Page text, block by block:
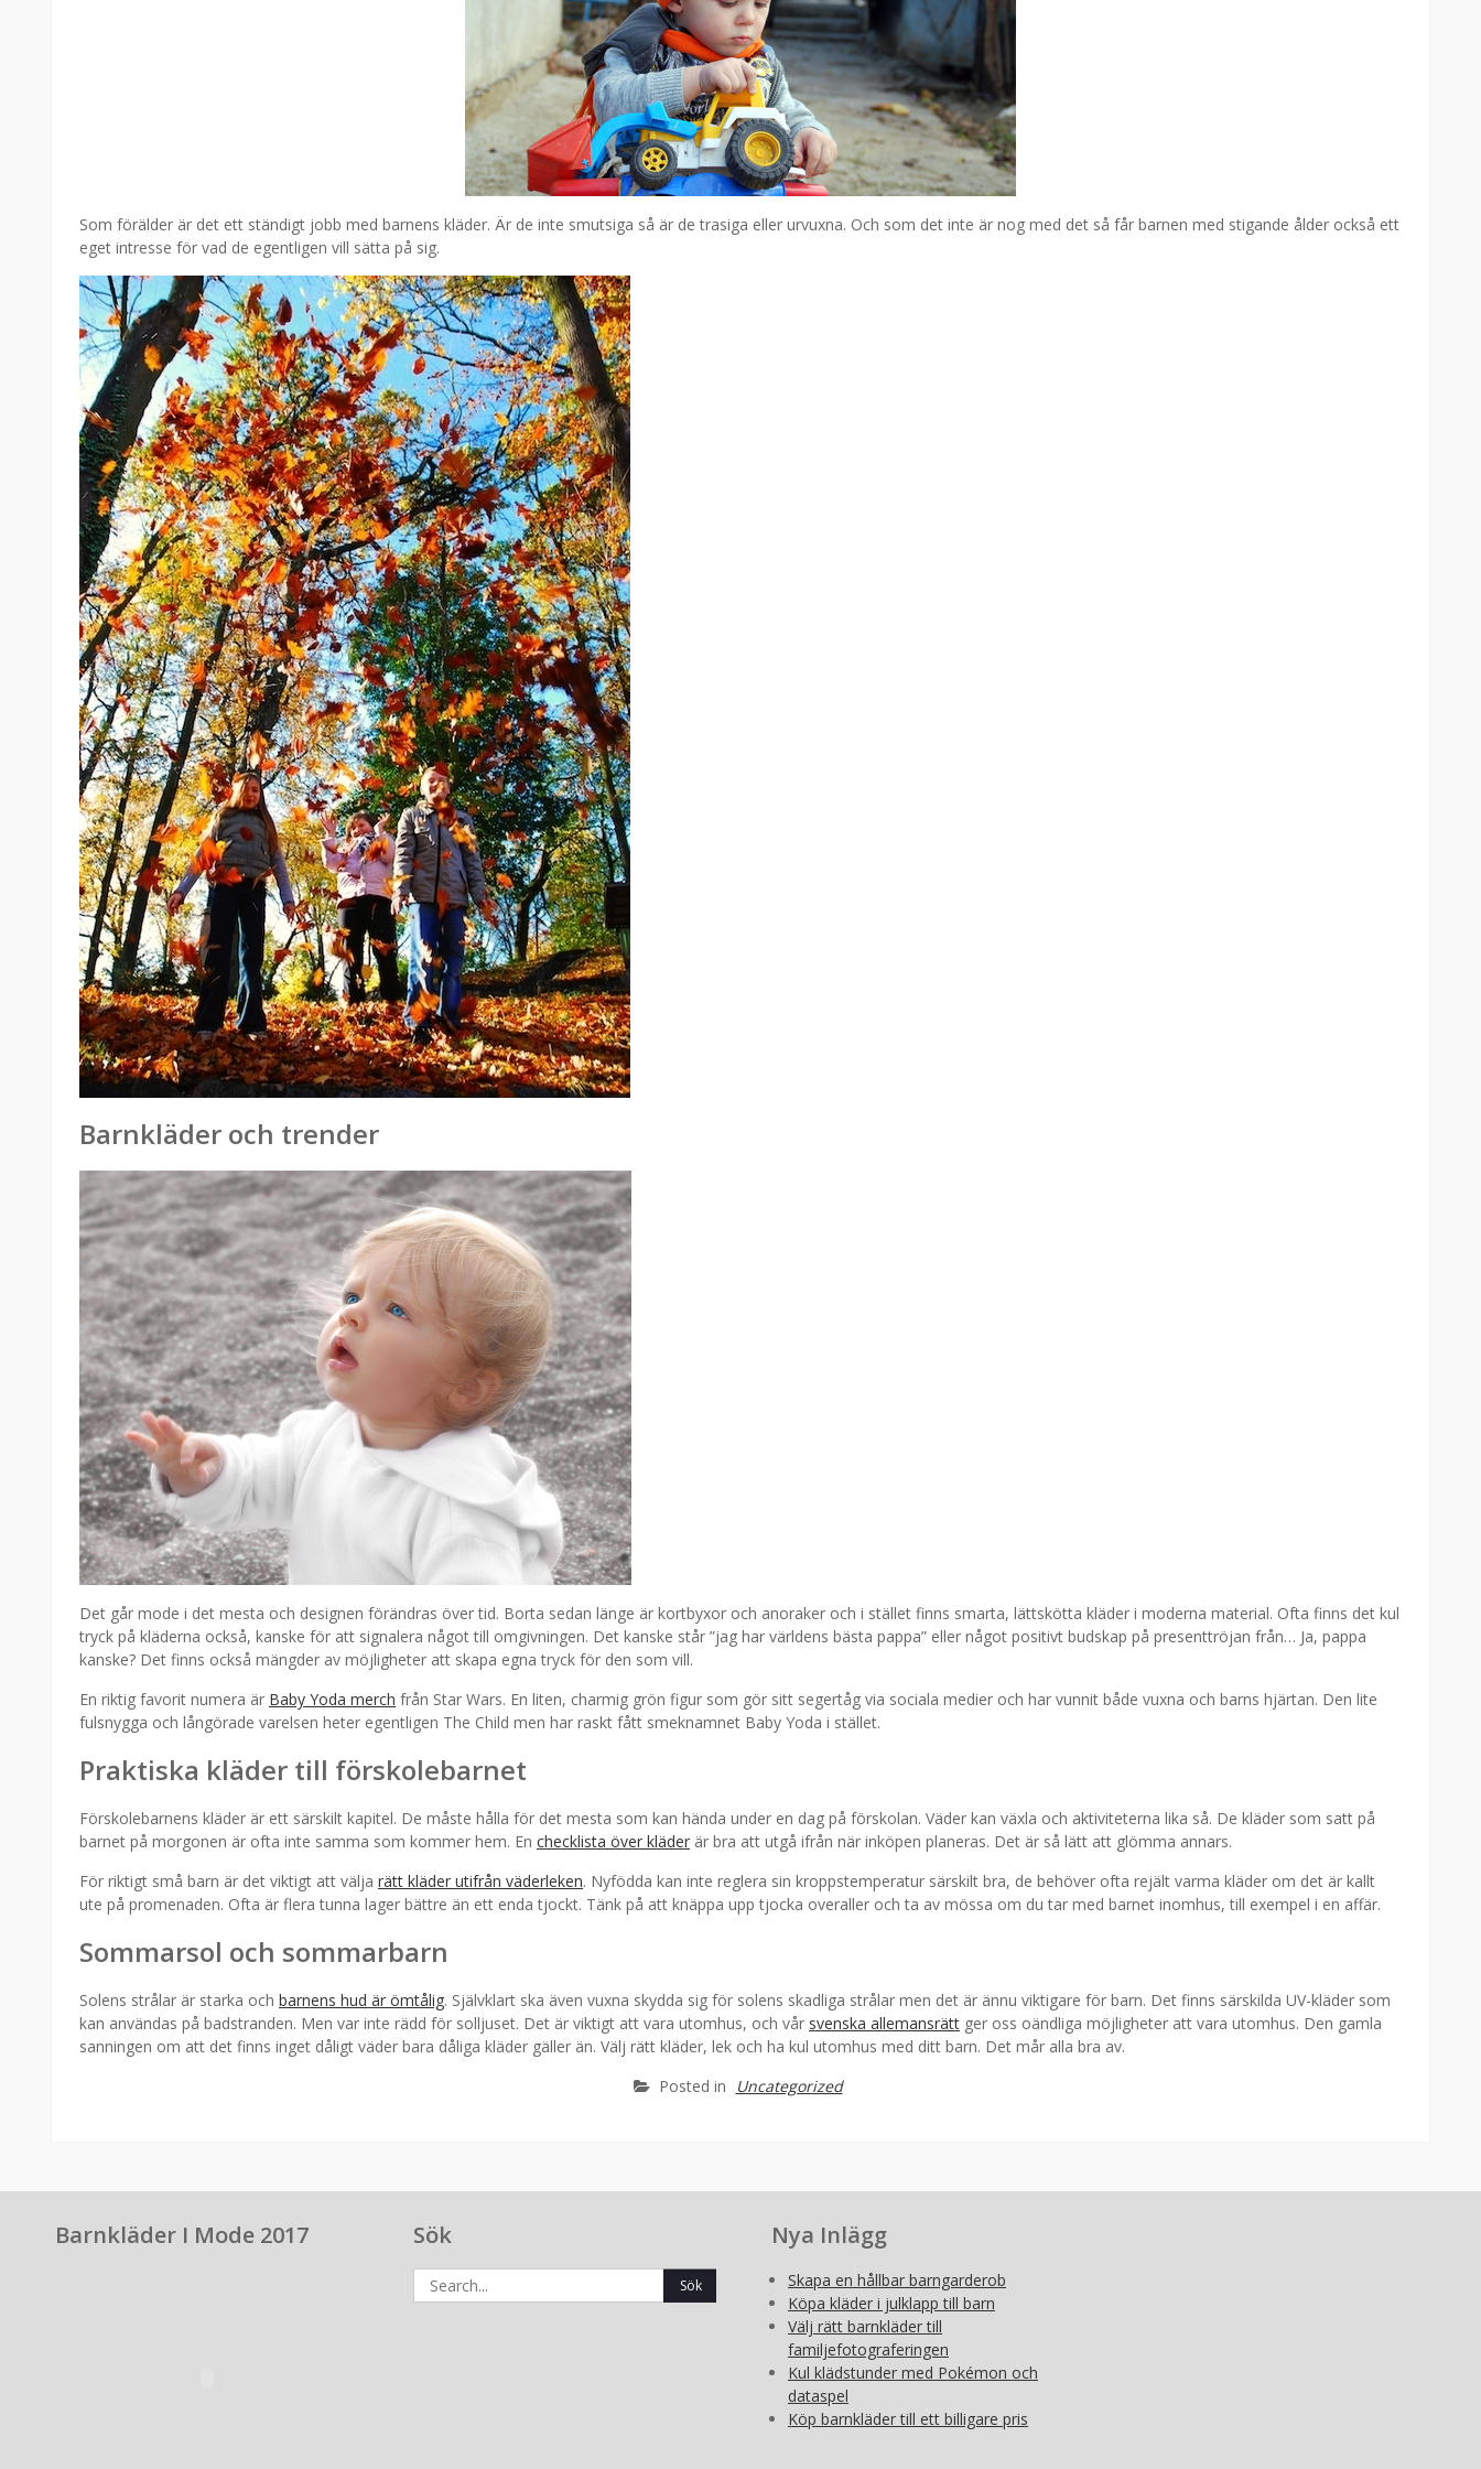
Som förälder är det ett ständigt jobb med barnens kläder. Är de inte smutsiga så är de trasiga eller urvuxna. Och som det inte är nog med det så får barnen med stigande ålder också ett
eget intresse för vad de egentligen vill sätta på sig.
Barnkläder och trender
Det går mode i det mesta och designen förändras över tid. Borta sedan länge är kortbyxor och anoraker och i stället finns smarta, lättskötta kläder i moderna material. Ofta finns det kul
tryck på kläderna också, kanske för att signalera något till omgivningen. Det kanske står ”jag har världens bästa pappa” eller något positivt budskap på presenttröjan från… Ja, pappa
kanske? Det finns också mängder av möjligheter att skapa egna tryck för den som vill.
En riktig favorit numera är Baby Yoda merch från Star Wars. En liten, charmig grön figur som gör sitt segertåg via sociala medier och har vunnit både vuxna och barns hjärtan. Den lite
fulsnygga och långörade varelsen heter egentligen The Child men har raskt fått smeknamnet Baby Yoda i stället.
Praktiska kläder till förskolebarnet
Förskolebarnens kläder är ett särskilt kapitel. De måste hålla för det mesta som kan hända under en dag på förskolan. Väder kan växla och aktiviteterna lika så. De kläder som satt på
barnet på morgonen är ofta inte samma som kommer hem. En checklista över kläder är bra att utgå ifrån när inköpen planeras. Det är så lätt att glömma annars.
För riktigt små barn är det viktigt att välja rätt kläder utifrån väderleken. Nyfödda kan inte reglera sin kroppstemperatur särskilt bra, de behöver ofta rejält varma kläder om det är kallt
ute på promenaden. Ofta är flera tunna lager bättre än ett enda tjockt. Tänk på att knäppa upp tjocka overaller och ta av mössa om du tar med barnet inomhus, till exempel i en affär.
Sommarsol och sommarbarn
Solens strålar är starka och barnens hud är ömtålig. Självklart ska även vuxna skydda sig för solens skadliga strålar men det är ännu viktigare för barn. Det finns särskilda UV-kläder som
kan användas på badstranden. Men var inte rädd för solljuset. Det är viktigt att vara utomhus, och vår svenska allemansrätt ger oss oändliga möjligheter att vara utomhus. Den gamla
sanningen om att det finns inget dåligt väder bara dåliga kläder gäller än. Välj rätt kläder, lek och ha kul utomhus med ditt barn. Det mår alla bra av.
Posted in
Uncategorized
Barnkläder I Mode 2017 Sök
Search
for:
Nya Inlägg
Skapa en hållbar barngarderob
Köpa kläder i julklapp till barn
Välj rätt barnkläder till
familjefotograferingen
Kul klädstunder med Pokémon och
dataspel
Köp barnkläder till ett billigare pris